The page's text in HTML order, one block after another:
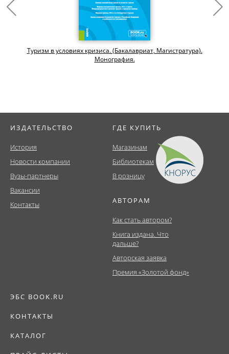
Туризм в условиях кризиса. (Бакалавриат, Магистратура).
Монография.
ИЗДАТЕЛЬСТВО
История
Новости компании
Вузы-партнеры
Вакансии
Контакты
ГДЕ КУПИТЬ
Магазинам
Библиотекам
В розницу
АВТОРАМ
Как стать автором?
Книга издана. Что
дальше?
Авторская заявка
Премия «Золотой фонд»
ЭБС BOOK.RU
КОНТАКТЫ
КАТАЛОГ